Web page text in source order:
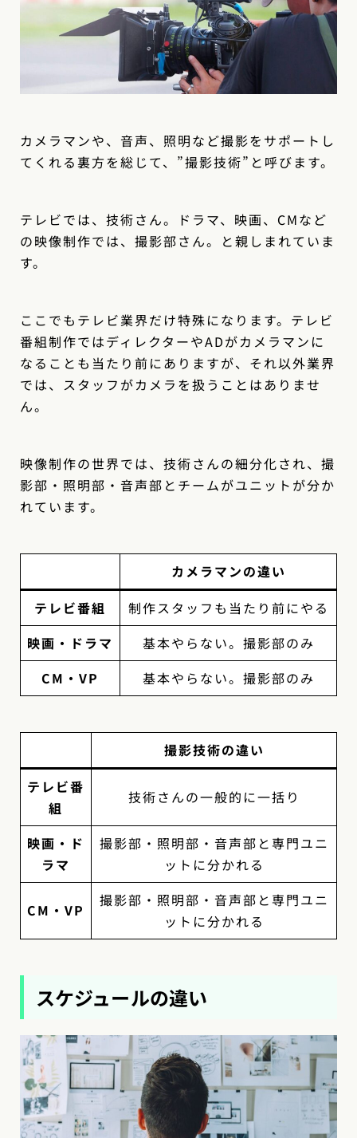
カメラマンや、音声、照明など撮影をサポートし
てくれる裏方を総じて、”撮影技術”と呼びます。
テレビでは、技術さん。ドラマ、映画、CMなど
の映像制作では、撮影部さん。と親しまれていま
す。
ここでもテレビ業界だけ特殊になります。テレビ
番組制作ではディレクターやADがカメラマンに
なることも当たり前にありますが、それ以外業界
では、スタッフがカメラを扱うことはありませ
ん。
映像制作の世界では、技術さんの細分化され、撮
影部・照明部・音声部とチームがユニットが分か
れています。
カメラマンの違い
テレビ番組
制作スタッフも当たり前にやる
映画・ドラマ
基本やらない。撮影部のみ
CM・VP
基本やらない。撮影部のみ
撮影技術の違い
テレビ番
組
技術さんの一般的に一括り
映画・ド
ラマ
撮影部・照明部・音声部と専門ユニ
ットに分かれる
CM・VP
撮影部・照明部・音声部と専門ユニ
ットに分かれる
スケジュールの違い